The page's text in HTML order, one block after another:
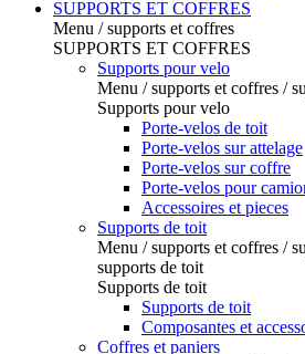
SUPPORTS ET COFFRES
Menu / supports et coffres
SUPPORTS ET COFFRES
Supports pour velo
Menu / supports et coffres /
Supports pour velo
Porte-velos de toit
Porte-velos sur attelage
Porte-velos sur coffre
Porte-velos pour
Accessoires et pieces
Supports de toit
Menu / supports et coffres /
supports de toit
Supports de toit
Supports de toit
Composantes et
Coffres et paniers